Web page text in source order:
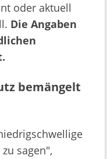
oder aktuell
Die Angaben
bemängelt
sagen",